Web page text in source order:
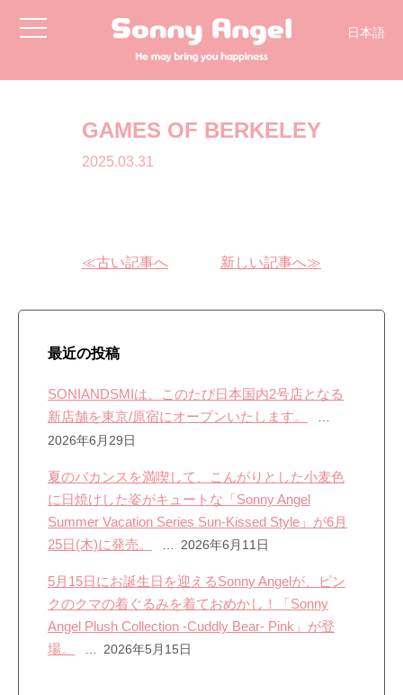
toggle
navigation
日本語
GAMES OF BERKELEY
2025.03.31
≪古い記事へ 新しい記事へ≫
最近の投稿
SONIANDSMIは、このたび日本国内2号店となる
新店舗を東京/原宿にオープンいたします。
2026年6月29日
夏のバカンスを満喫して、こんがりとした小麦色
に日焼けした姿がキュートな「Sonny Angel
Summer Vacation Series Sun-Kissed Style」が6月
25日(木)に発売。
2026年6月11日
5月15日にお誕生日を迎えるSonny Angelが、ピン
クのクマの着ぐるみを着ておめかし！「Sonny
Angel Plush Collection -Cuddly Bear- Pink」が登
場。
2026年5月15日